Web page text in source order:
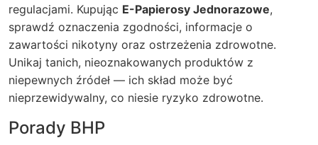
regulacjami. Kupując E-Papierosy Jednorazowe,
sprawdź oznaczenia zgodności, informacje o
zawartości nikotyny oraz ostrzeżenia zdrowotne.
Unikaj tanich, nieoznakowanych produktów z
niepewnych źródeł — ich skład może być
nieprzewidywalny, co niesie ryzyko zdrowotne.
Porady BHP